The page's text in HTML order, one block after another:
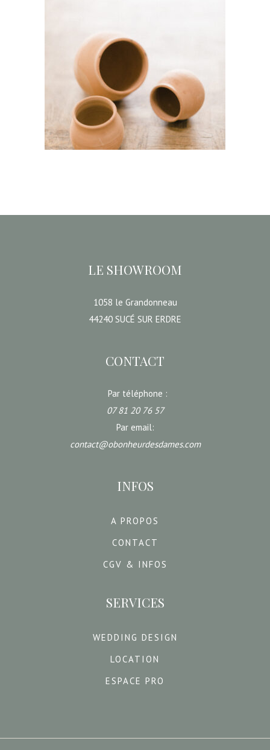
Petit bol Terracota –
« Nahla »
2,80€
LE SHOWROOM
1058 le Grandonneau
44240 SUCÉ SUR ERDRE
CONTACT
Par téléphone :
07 81 20 76 57
Par email:
contact@obonheurdesdames.com
INFOS
A PROPOS
CONTACT
CGV & INFOS
SERVICES
WEDDING DESIGN
LOCATION
ESPACE PRO